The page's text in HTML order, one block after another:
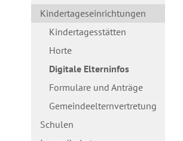
Kindertageseinrichtungen
Kindertagesstätten
Horte
Digitale Elterninfos
Formulare und Anträge
Gemeindeelternvertretung
Schulen